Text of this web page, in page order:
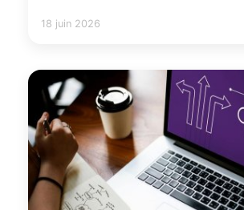
18 juin 2026